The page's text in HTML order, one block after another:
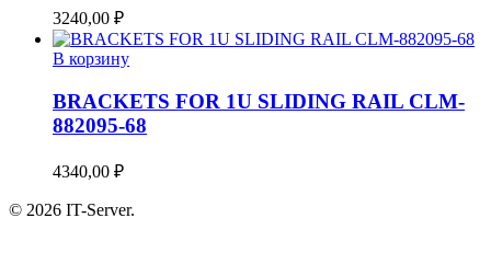
3240,00 ₽
В корзину
BRACKETS FOR 1U SLIDING RAIL CLM-
882095-68
4340,00 ₽
© 2026 IT-Server.